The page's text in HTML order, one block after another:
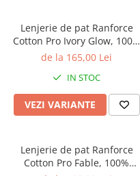
Lenjerie de pat Ranforce
Cotton Pro Ivory Glow, 100%
bumbac, alb ivory, imprimeu
de la 165,00 Lei
IN STOC
VEZI VARIANTE
Lenjerie de pat Ranforce
Cotton Pro Fable, 100%